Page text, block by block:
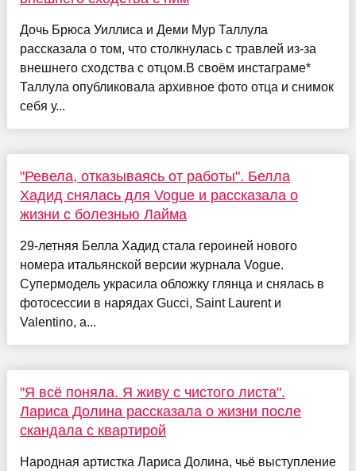
Дочь Брюса Уиллиса и Деми Мур Таллула
рассказала о том, что столкнулась с травлей из-за
внешнего сходства с отцом.В своём инстаграме*
Таллула опубликовала архивное фото отца и снимок
себя у...
"Ревела, отказываясь от работы". Белла
Хадид снялась для Vogue и рассказала о
жизни с болезнью Лайма
29-летняя Белла Хадид стала героиней нового
номера итальянской версии журнала Vogue.
Супермодель украсила обложку глянца и снялась в
фотосессии в нарядах Gucci, Saint Laurent и
Valentino, а...
"Я всё поняла. Я живу с чистого листа".
Лариса Долина рассказала о жизни после
скандала с квартирой
Народная артистка Лариса Долина, чьё выступление